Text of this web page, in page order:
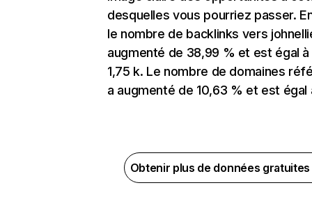
desquelles vous pourriez passer.
le nombre de backlinks vers
augmenté de 38,99 % et est égal à
1,75 k. Le nombre de domaines
a augmenté de 10,63 % et est égal
Obtenir plus de données